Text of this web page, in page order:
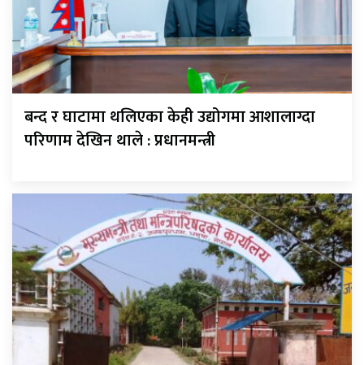
बन्द र घाटामा थलिएका केही उद्योगमा आशालाग्दा
परिणाम देखिन थाले : प्रधानमन्त्री